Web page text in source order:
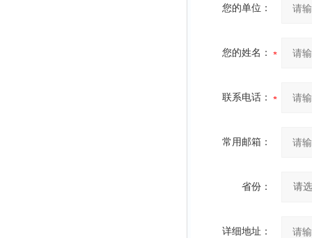
您的单位：
您的姓名：
联系电话：
常用邮箱：
省份：
详细地址：